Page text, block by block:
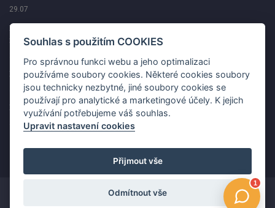
29.07
Prokop pro Vás vybírá z obslužného úseku na víkendovku tu
nejlepší cenu z letáku!
Kup špekáčky od Váhaly a vyhraj s naCOOPkou sekerku Fiskars
29.07
Prokop pro Vás vybírá na víkendovku ty nejlepší ceny z letáku!
29.07
Copyright ©2026 Jednota, spotřební družstvo v Hodoníně
Souhlas s použitím COOKIES
Pro správnou funkci webu a jeho optimalizaci
používáme soubory cookies. Některé cookies soubory
jsou technicky nezbytné, jiné soubory cookies se
používají pro analytické a marketingové účely. K jejich
využívání potřebujeme váš souhlas.
Upravit nastavení cookies
Přijmout vše
Odmítnout vše